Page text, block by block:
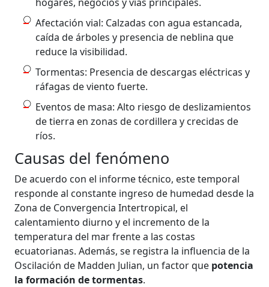
Afectación vial: Calzadas con agua estancada,
caída de árboles y presencia de neblina que
reduce la visibilidad.
Tormentas: Presencia de descargas eléctricas y
ráfagas de viento fuerte.
Eventos de masa: Alto riesgo de deslizamientos
de tierra en zonas de cordillera y crecidas de
ríos.
Causas del fenómeno
De acuerdo con el informe técnico, este temporal
responde al constante ingreso de humedad desde la
Zona de Convergencia Intertropical, el
calentamiento diurno y el incremento de la
temperatura del mar frente a las costas
ecuatorianas. Además, se registra la influencia de la
Oscilación de Madden Julian, un factor que potencia
la formación de tormentas.